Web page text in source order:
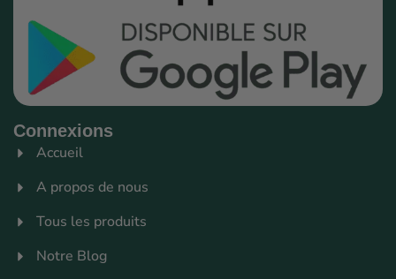
Connexions
Accueil
A propos de nous
Tous les produits
Notre Blog